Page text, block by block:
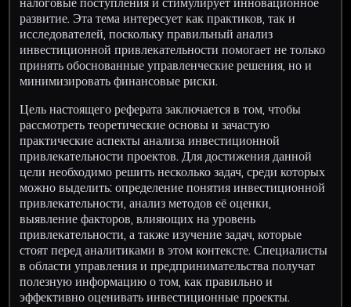
развитие. Эта тема интересует как практиков, так и
исследователей, поскольку правильный анализ
инвестиционной привлекательности помогает не только
принять обоснованные управленческие решения, но и
минимизировать финансовые риски.
Цель настоящего реферата заключается в том, чтобы
рассмотреть теоретические основы и зачастую
практические аспекты анализа инвестиционной
привлекательности проектов. Для достижения данной
цели необходимо решить несколько задач, среди которых
можно выделить: определение понятия инвестиционной
привлекательности, анализ методов её оценки,
выявление факторов, влияющих на уровень
привлекательности, а также изучение задач, которые
стоят перед аналитиками в этом контексте. Специалисты
в области управления и предпринимательства получат
полезную информацию о том, как правильно и
эффективно оценивать инвестиционные проекты.